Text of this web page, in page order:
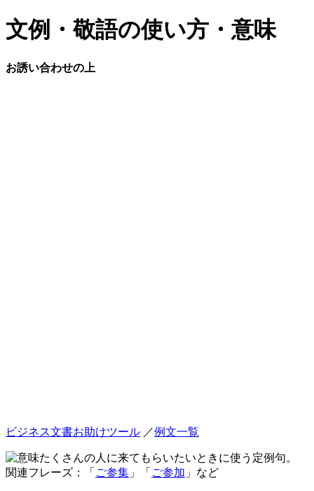
文例・敬語の使い方・意味
お誘い合わせの上
ビジネス文書お助けツール ／例文一覧
たくさんの人に来てもらいたいときに使う定例句。
関連フレーズ：「 ご参集 」「 ご参加 」など